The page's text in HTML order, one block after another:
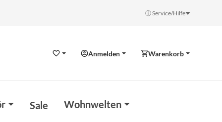
ⓘ Service/Hilfe
WunschzettelAnmelden Warenkorb
Sale Wohnwelten